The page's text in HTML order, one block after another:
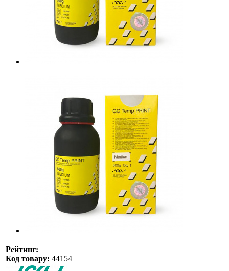
Рейтинг:
Код товару: 44154